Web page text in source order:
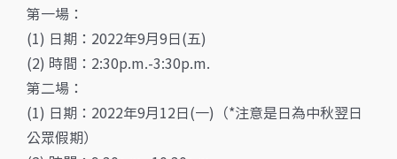
第一場：
(1) 日期：2022年9月9日(五)
(2) 時間：2:30p.m.-3:30p.m.
第二場：
(1) 日期：2022年9月12日(一)（*注意是日為中秋翌日
公眾假期）